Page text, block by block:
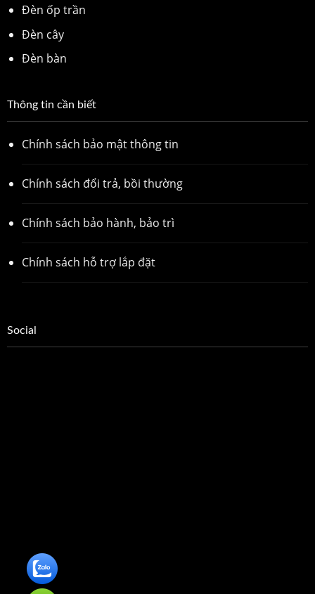
Đèn ốp trần
Đèn cây
Đèn bàn
Thông tin cần biết
Chính sách bảo mật thông tin
Chính sách đổi trả, bồi thường
Chính sách bảo hành, bảo trì
Chính sách hỗ trợ lắp đặt
Social